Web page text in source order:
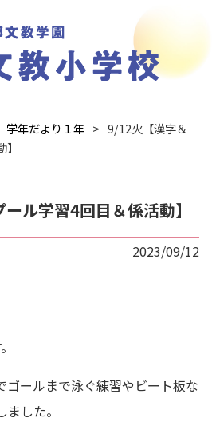
学年だより１年
9/12火【漢字＆
ル学習4回目＆係活動】
2023/09/12
ゴールまで泳ぐ練習やビート板な
した。